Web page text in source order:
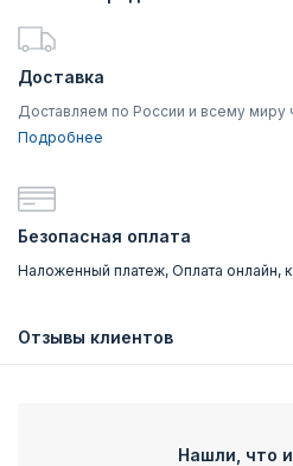
Доставка
Доставляем по России и всему миру
Подробнее
Безопасная оплата
Наложенный платеж, Оплата онлайн,
Отзывы клиентов
Нашли, что